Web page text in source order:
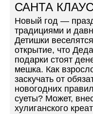
О
Н
А
Ж
Е
Й
И
Г
Р
Ы
П
Р
САНТА
Новый год —
традициями и
Детишки
открытие, что
подарки стоят
мешка. Как
заскучать от
новогодних
суеты? Может,
хулиганского